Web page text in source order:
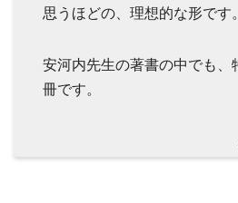
思うほどの、理想的な形です。
安河内先生の著書の中でも
冊です。